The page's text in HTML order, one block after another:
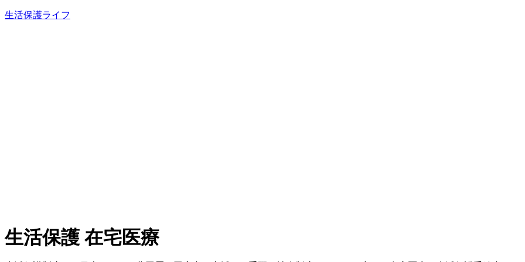
内
生活保護ライフ
生活保護 在宅医療